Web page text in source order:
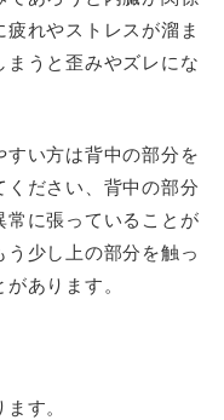
れやストレスが溜ま
まうと歪みやズレにな
い方は背中の部分を
ださい、背中の部分
に張っていることが
少し上の部分を触っ
あります。
す。